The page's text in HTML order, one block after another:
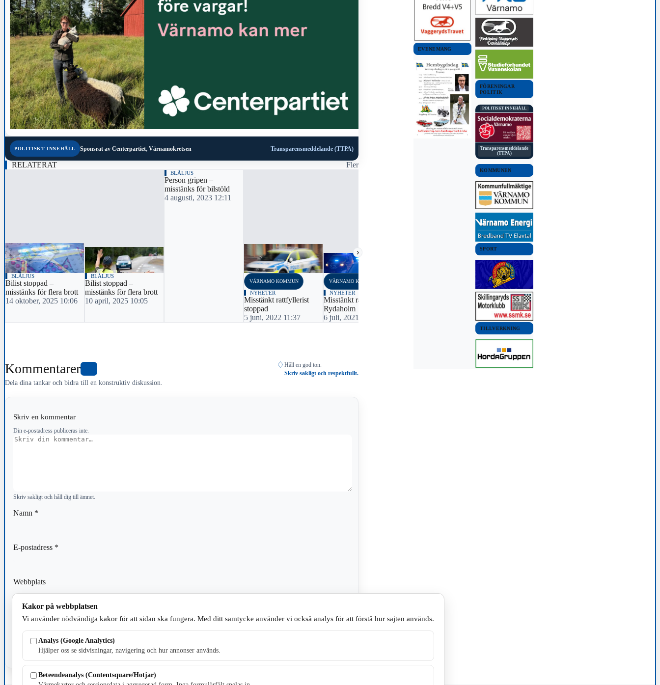
POLITISKT INNEHÅLL Sponsrat av Centerpartiet, Värnamokretsen Transparensmeddelande (TTPA)
RELATERAT Fler
‹ ›
BLÅLJUS
Bilist stoppad –
misstänks för flera brott
14 oktober, 2025 10:06
BLÅLJUS
Bilist stoppad –
misstänks för flera brott
10 april, 2025 10:05
BLÅLJUS
Person gripen –
misstänks för bilstöld
4 augusti, 2023 12:11
VÄRNAMO KOMMUN
NYHETER
Misstänkt rattfyllerist
stoppad
5 juni, 2022 11:37
VÄRNAMO KOMMUN
NYHETER
Misstänkt rattfylleri i
Rydaholm
6 juli, 2021 17:18
VÄRNAMO KOMMUN
NYHETER
Man misstänkt för
rattfylleri
29 oktober, 2018 20:28
Kommentarer
Dela dina tankar och bidra till en konstruktiv diskussion.
♢ Håll en god ton.
Skriv sakligt och respektfullt.
Skriv en kommentar
Din e-postadress publiceras inte.
Kommentar
Skriv sakligt och håll dig till ämnet.
Namn *
E-postadress *
Webbplats
Spara mitt namn, min e-postadress och webbplats i denna webbläsare till nästa gång jag skriver en
EVENEMANG
FÖRENINGAR
POLITIK
POLITISKT INNEHÅLL
Transparensmeddelande
(TTPA)
KOMMUNEN
SPORT
TILLVERKNING
Kakor på webbplatsen
Vi använder nödvändiga kakor för att sidan ska fungera. Med ditt samtycke använder vi också analys för att förstå hur sajten används.
Analys (Google Analytics)
Hjälper oss se sidvisningar, navigering och hur annonser används.
Beteendeanalys (Contentsquare/Hotjar)